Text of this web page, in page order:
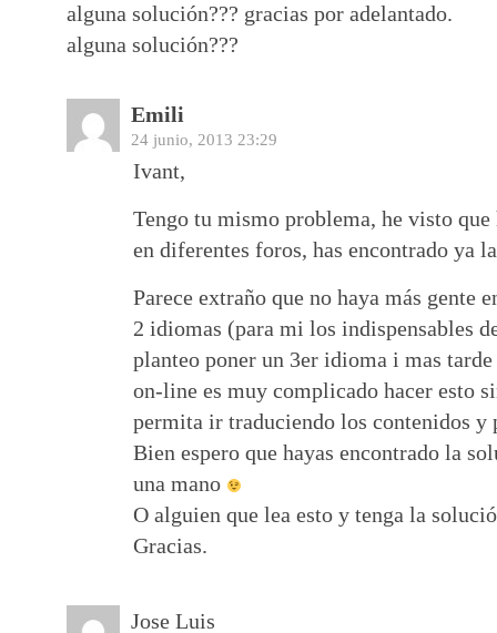
alguna solución??? gracias por adelantado.
alguna solución???
Emili
24 junio, 2013 23:29
Ivant,
Tengo tu mismo problema, he visto
en diferentes foros, has encontrado ya
Parece extraño que no haya más gente
2 idiomas (para mi los indispensables
planteo poner un 3er idioma i mas
on-line es muy complicado hacer esto
permita ir traduciendo los contenidos
Bien espero que hayas encontrado la
una mano
O alguien que lea esto y tenga la
Gracias.
Jose Luis